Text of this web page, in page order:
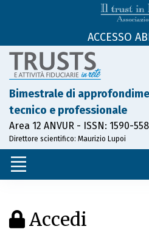
ACCESSO
Bimestrale di
tecnico e professionale
Area 12 ANVUR - ISSN: 1590-
Direttore scientifico: Maurizio Lupoi
Accedi